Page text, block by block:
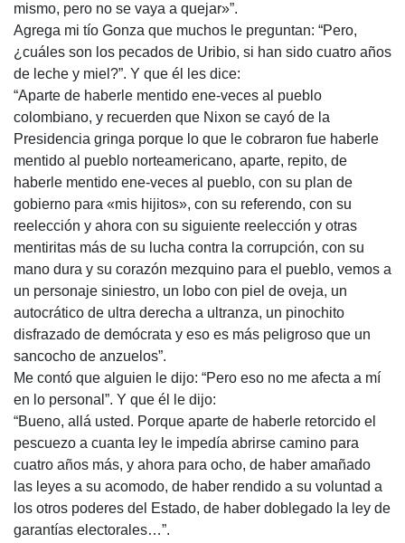
mismo, pero no se vaya a quejar»”.
Agrega mi tío Gonza que muchos le preguntan: “Pero,
¿cuáles son los pecados de Uribio, si han sido cuatro años
de leche y miel?”. Y que él les dice:
“Aparte de haberle mentido ene-veces al pueblo
colombiano, y recuerden que Nixon se cayó de la
Presidencia gringa porque lo que le cobraron fue haberle
mentido al pueblo norteamericano, aparte, repito, de
haberle mentido ene-veces al pueblo, con su plan de
gobierno para «mis hijitos», con su referendo, con su
reelección y ahora con su siguiente reelección y otras
mentiritas más de su lucha contra la corrupción, con su
mano dura y su corazón mezquino para el pueblo, vemos a
un personaje siniestro, un lobo con piel de oveja, un
autocrático de ultra derecha a ultranza, un pinochito
disfrazado de demócrata y eso es más peligroso que un
sancocho de anzuelos”.
Me contó que alguien le dijo: “Pero eso no me afecta a mí
en lo personal”. Y que él le dijo:
“Bueno, allá usted. Porque aparte de haberle retorcido el
pescuezo a cuanta ley le impedía abrirse camino para
cuatro años más, y ahora para ocho, de haber amañado
las leyes a su acomodo, de haber rendido a su voluntad a
los otros poderes del Estado, de haber doblegado la ley de
garantías electorales…”.